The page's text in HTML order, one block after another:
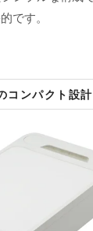
です。
コンパクト設計